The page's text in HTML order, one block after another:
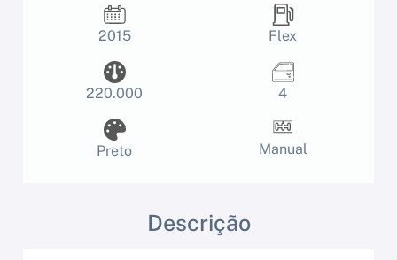
2015 Flex
220.000 4
Preto Manual
Descrição